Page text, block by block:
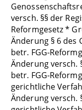
versch. §§ der
Reformgesetz *
Änderung § 6 des
betr. FGG-
Änderung versch.
betr. FGG-
gerichtliche
Änderung versch.